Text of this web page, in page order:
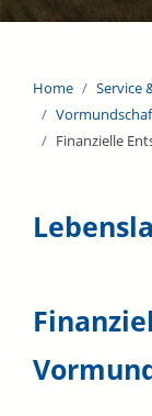
Home Service
Finanzielle